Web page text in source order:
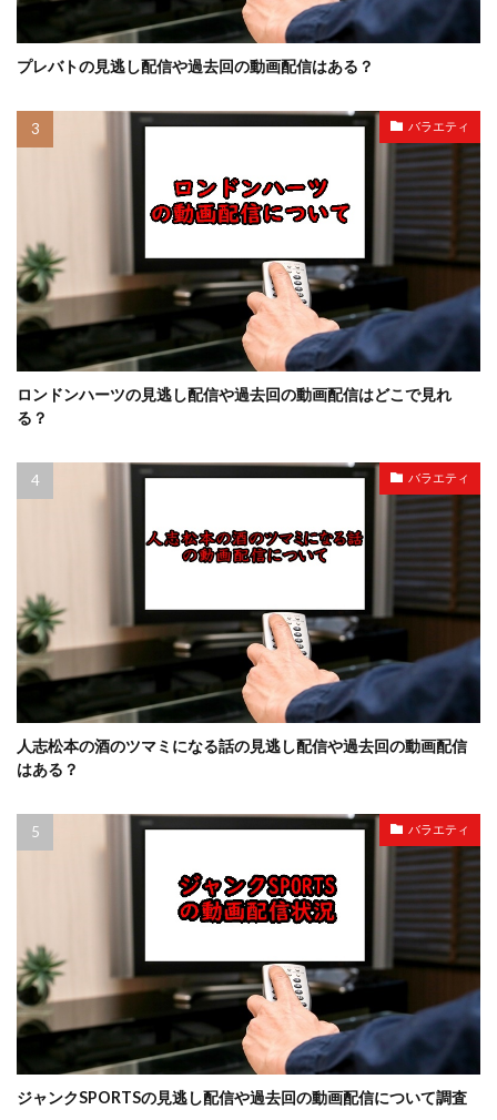
プレバトの見逃し配信や過去回の動画配信はある？
バラエティ
ロンドンハーツの見逃し配信や過去回の動画配信はどこで見れ
る？
バラエティ
人志松本の酒のツマミになる話の見逃し配信や過去回の動画配信
はある？
バラエティ
ジャンクSPORTSの見逃し配信や過去回の動画配信について調査